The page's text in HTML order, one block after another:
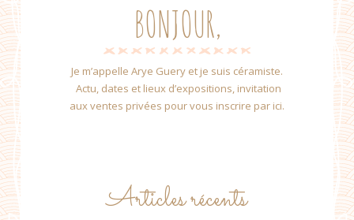
BONJOUR,
Je m’appelle Arye Guery et je suis céramiste.
Actu, dates et lieux d’expositions, invitation
aux ventes privées pour vous inscrire par ici.
Articles récents